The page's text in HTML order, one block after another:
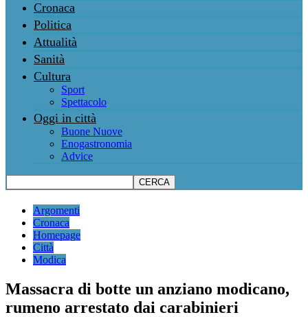
Cronaca
Politica
Attualità
Sanità
Cultura
Sport
Spettacolo
Oggi in città
Buone Nuove
Enogastronomia
Advice
Argomenti
Cronaca
Homepage
Città
Modica
Massacra di botte un anziano modicano,
rumeno arrestato dai carabinieri